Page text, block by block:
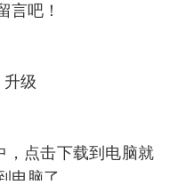
言吧！
升级
，点击下载到电脑就
电脑了。